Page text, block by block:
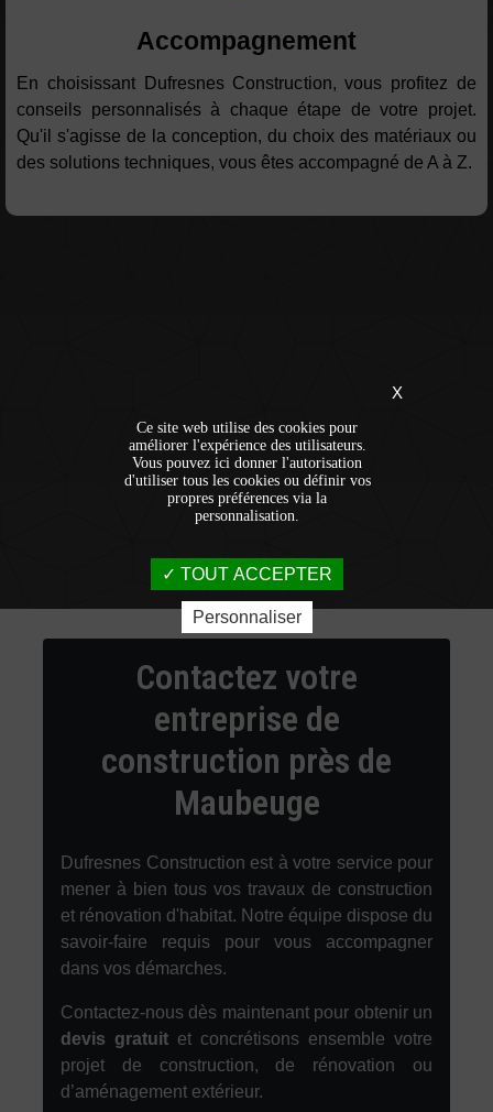
Accompagnement
En choisissant Dufresnes Construction, vous profitez de
conseils personnalisés à chaque étape de votre projet.
Qu'il s'agisse de la conception, du choix des matériaux ou
des solutions techniques, vous êtes accompagné de A à Z.
Contactez votre
entreprise de
construction près de
Maubeuge
Dufresnes Construction est à votre service pour
mener à bien tous vos travaux de construction
et rénovation d'habitat. Notre équipe dispose du
savoir-faire requis pour vous accompagner
dans vos démarches.
Contactez-nous dès maintenant pour obtenir un
devis gratuit et concrétisons ensemble votre
projet de construction, de rénovation ou
d’aménagement extérieur.
X
Ce site web utilise des cookies pour
améliorer l'expérience des utilisateurs.
Vous pouvez ici donner l'autorisation
d'utiliser tous les cookies ou définir vos
propres préférences via la
personnalisation.
TOUT ACCEPTER
Personnaliser